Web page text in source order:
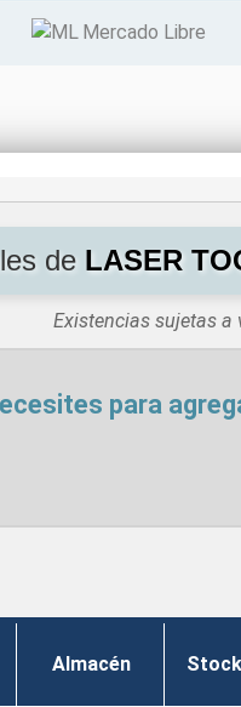
Mercado Libre
de LASER
Existencias sujetas a
para
Almacén Stock